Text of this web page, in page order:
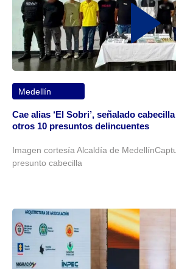
Medellín
Cae alias ‘El Sobri’, señalado
otros 10 presuntos delincuentes
Imagen cortesía Alcaldía de
presunto cabecilla